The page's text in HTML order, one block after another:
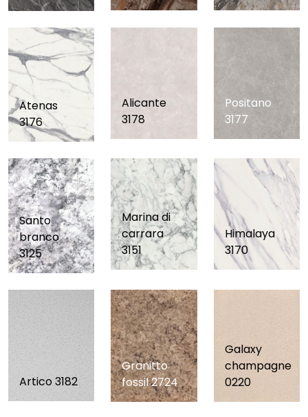
Atenas
3176
Alicante
3178
Positano
3177
Santo
branco
3125
Marina di
carrara
3151
Himalaya
3170
Artico 3182
Granitto
fossil 2724
Galaxy
champagne
0220